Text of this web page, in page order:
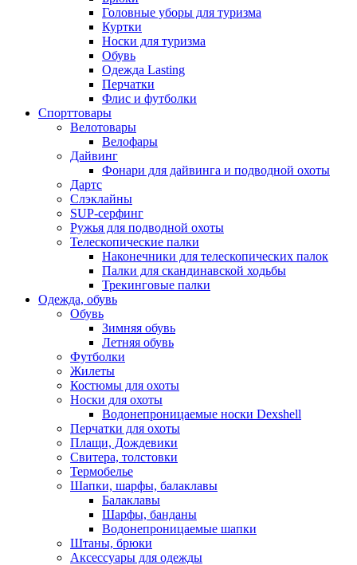
Головные уборы для туризма
Куртки
Носки для туризма
Обувь
Одежда Lasting
Перчатки
Флис и футболки
Спорттовары
Велотовары
Велофары
Дайвинг
Фонари для дайвинга и подводной охоты
Дартс
Cлэклайны
SUP-серфинг
Ружья для подводной охоты
Телескопические палки
Наконечники для телескопических палок
Палки для скандинавской ходьбы
Трекинговые палки
Одежда, обувь
Обувь
Зимняя обувь
Летняя обувь
Футболки
Жилеты
Костюмы для охоты
Носки для охоты
Водонепроницаемые носки Dexshell
Перчатки для охоты
Плащи, Дождевики
Свитера, толстовки
Термобелье
Шапки, шарфы, балаклавы
Балаклавы
Шарфы, банданы
Водонепроницаемые шапки
Штаны, брюки
Аксессуары для одежды